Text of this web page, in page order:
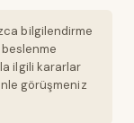
bilgilendirme
beslenme
ilgili kararlar
görüşmeniz